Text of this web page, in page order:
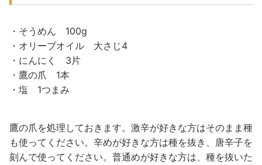
・そうめん 100g
・オリーブオイル 大さじ4
・にんにく 3片
・鷹の爪 1本
・塩 1つまみ
鷹の爪を処理しておきます。激辛が好きな方はそのまま種
も使ってください。辛めが好きな方は種を抜き、唐辛子を
刻んで使ってください。普通めが好きな方は、種を抜いた